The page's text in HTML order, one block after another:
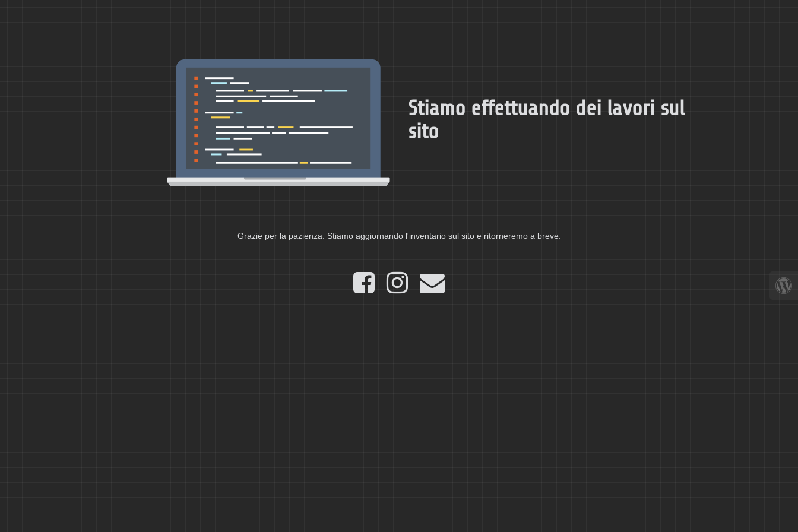
Stiamo effettuando dei lavori sul
sito
Grazie per la pazienza. Stiamo aggiornando l'inventario sul sito e ritorneremo a breve.